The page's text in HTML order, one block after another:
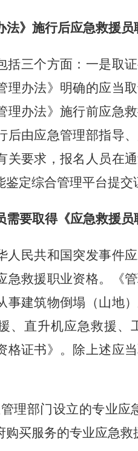
法》施行后应急救援
括三个方面：一是取
理办法》明确的应当
理办法》施行前应急
后由应急管理部指导
关要求，报名人员在
鉴定综合管理平台提
需要取得《应急救援
人民共和国突发事件
急救援职业资格。《
事建筑物倒塌（山地
、直升机应急救援
格证书》。除上述应
理部门设立的专业
购买服务的专业应急救